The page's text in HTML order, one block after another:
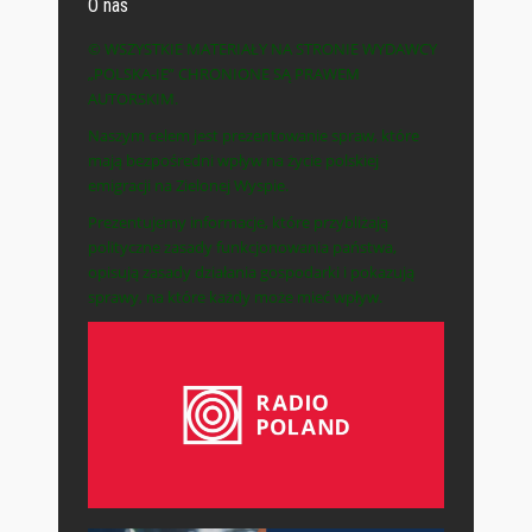
O nas
© WSZYSTKIE MATERIAŁY NA STRONIE WYDAWCY
„POLSKA-IE” CHRONIONE SĄ PRAWEM
AUTORSKIM.
Naszym celem jest prezentowanie spraw, które
mają bezpośredni wpływ na życie polskiej
emigracji na Zielonej Wyspie.
Prezentujemy informacje, które przybliżają
polityczne zasady funkcjonowania państwa,
opisują zasady działania gospodarki i pokazują
sprawy, na które każdy może mieć wpływ.